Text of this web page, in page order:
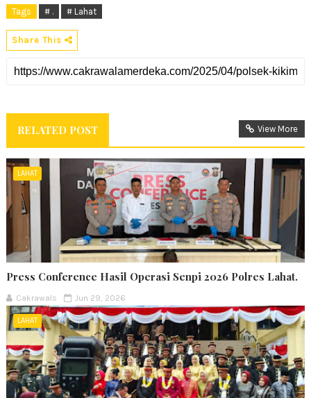
Tags # . # Lahat
Share This
RELATED POST View More
LAHAT
Press Conference Hasil Operasi Senpi 2026 Polres Lahat.
Cakrawals Jun 29, 2026
LAHAT